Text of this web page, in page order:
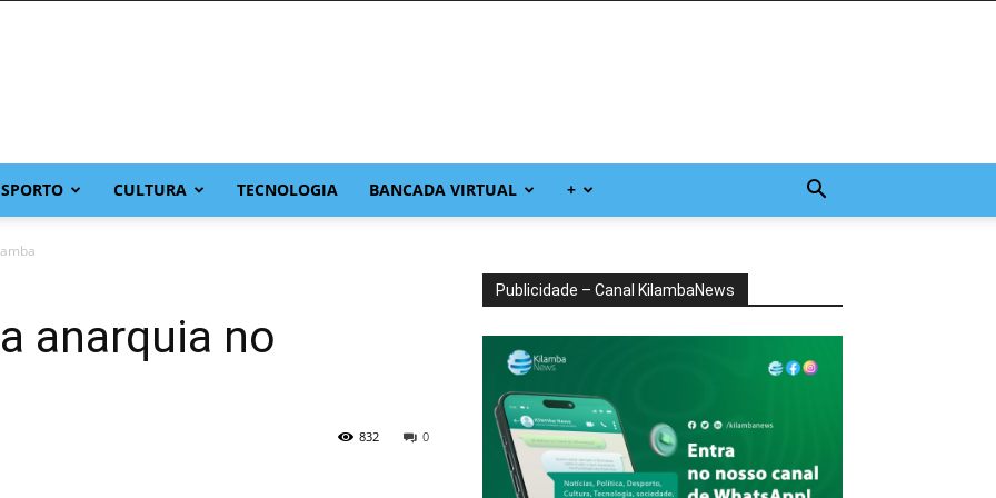
CULTURA TECNOLOGIA BANCADA VIRTUAL +
anarquia no
0
832
Publicidade – Canal KilambaNews